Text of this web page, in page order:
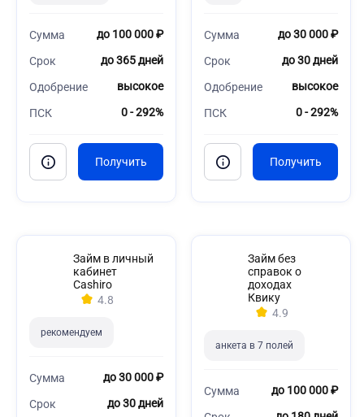
Сумма до 100 000 ₽
Срок до 365 дней
Одобрение высокое
ПСК 0 - 292%
Сумма до 30 000 ₽
Срок до 30 дней
Одобрение высокое
ПСК 0 - 292%
Займ в личный
кабинет
Cashiro
4.8
рекомендуем
Сумма до 30 000 ₽
Срок до 30 дней
Займ без
справок о
доходах
Квику
4.9
анкета в 7 полей
Сумма до 100 000 ₽